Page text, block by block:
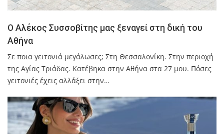
O Αλέκος Συσσοβίτης μας ξεναγεί στη δική του
Αθήνα
Σε ποια γειτονιά μεγάλωσες; Στη Θεσσαλονίκη. Στην περιοχή
της Αγίας Τριάδας. Κατέβηκα στην Αθήνα στα 27 μου. Πόσες
γειτονιές έχεις αλλάξει στην…